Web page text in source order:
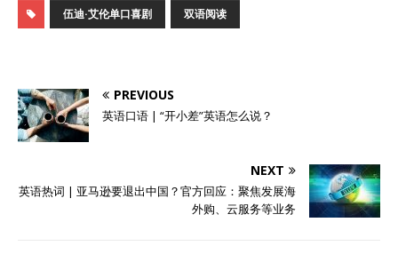
伍迪·艾伦单口喜剧 双语阅读
PREVIOUS
英语口语 | “开小差”英语怎么说？
NEXT
英语热词 | 亚马逊要退出中国？官方回应：聚焦发展海
外购、云服务等业务